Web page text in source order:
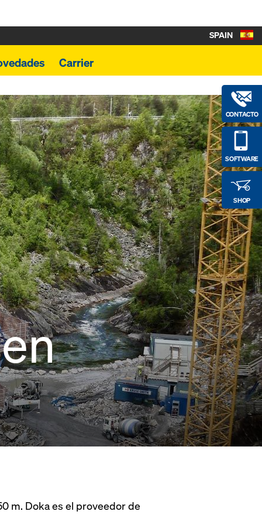
Carrier
CONTACTO
SOFTWARE
SHOP
SPAIN
m. Doka es el proveedor de